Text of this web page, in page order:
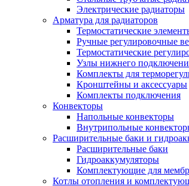
Электрические радиаторы
Арматура для радиаторов
Термостатические
Ручные регулировочные
Термостатические
Узлы нижнего
Комплекты для
Кронштейны и аксессуары
Комплекты подключения
Конвекторы
Напольные конвекторы
Внутрипольные
Расширительные баки и
Расширительные баки
Гидроаккумуляторы
Комплектующие для
Котлы отопления и